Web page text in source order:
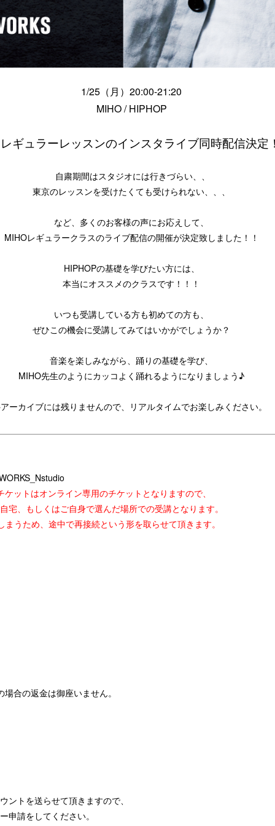
1/25（月）20:00-21:20
MIHO / HIPHOP
ギュラーレッスンのインスタライブ同時配信決定
自粛期間はスタジオには行きづらい、、
東京のレッスンを受けたくても受けられない、、、
など、多くのお客様の声にお応えして、
MIHOレギュラークラスのライブ配信の開催が決定致しました！！
HIPHOPの基礎を学びたい方には、
本当にオススメのクラスです！！！
いつも受講している方も初めての方も、
ぜひこの機会に受講してみてはいかがでしょうか？
音楽を楽しみながら、踊りの基礎を学び、
MIHO先生のようにカッコよく踊れるようになりましょう♪
ーカイブには残りませんので、リアルタイムでお楽しみください。
ットはオンライン専用のチケットとなりますので、
宅、もしくはご自身で選んだ場所での受講となります。
うため、途中で再接続という形を取らせて頂きます。
合の返金は御座いません。
ントを送らせて頂きますので、
申請をしてください。